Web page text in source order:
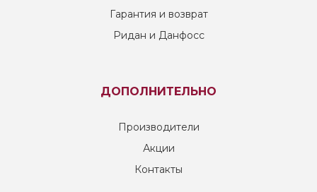
Гарантия и возврат
Ридан и Данфосс
ДОПОЛНИТЕЛЬНО
Производители
Акции
Контакты